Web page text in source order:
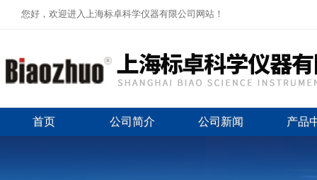
您好，欢迎进入上海标卓科学仪器有限公司网站！
首页 公司简介 公司新闻 产品